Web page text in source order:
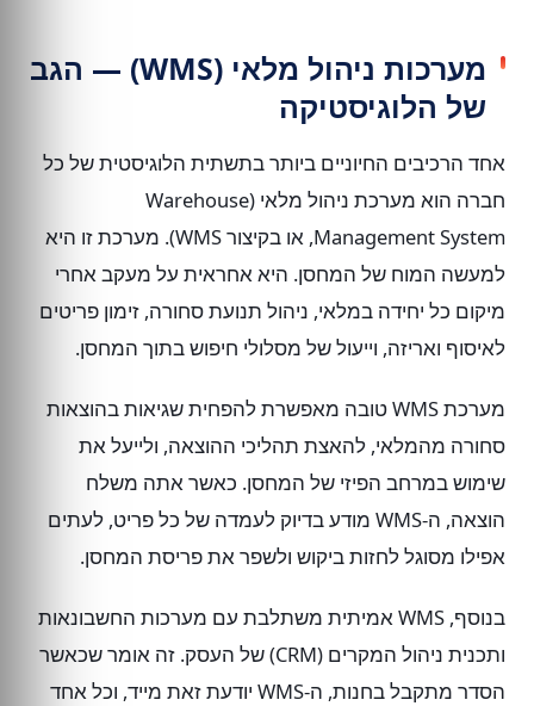
מערכות ניהול מלאי (WMS) — הגב
של הלוגיסטיקה
אחד הרכיבים החיוניים ביותר בתשתית הלוגיסטית של כל
חברה הוא מערכת ניהול מלאי (Warehouse
Management System, או בקיצור WMS). מערכת זו היא
למעשה המוח של המחסן. היא אחראית על מעקב אחרי
מיקום כל יחידה במלאי, ניהול תנועת סחורה, זימון פריטים
לאיסוף ואריזה, וייעול של מסלולי חיפוש בתוך המחסן.
מערכת WMS טובה מאפשרת להפחית שגיאות בהוצאות
סחורה מהמלאי, להאצת תהליכי ההוצאה, ולייעל את
שימוש במרחב הפיזי של המחסן. כאשר אתה משלח
הוצאה, ה-WMS מודע בדיוק לעמדה של כל פריט, לעתים
אפילו מסוגל לחזות ביקוש ולשפר את פריסת המחסן.
בנוסף, WMS אמיתית משתלבת עם מערכות החשבונאות
ותכנית ניהול המקרים (CRM) של העסק. זה אומר שכאשר
הסדר מתקבל בחנות, ה-WMS יודעת זאת מייד, וכל אחד